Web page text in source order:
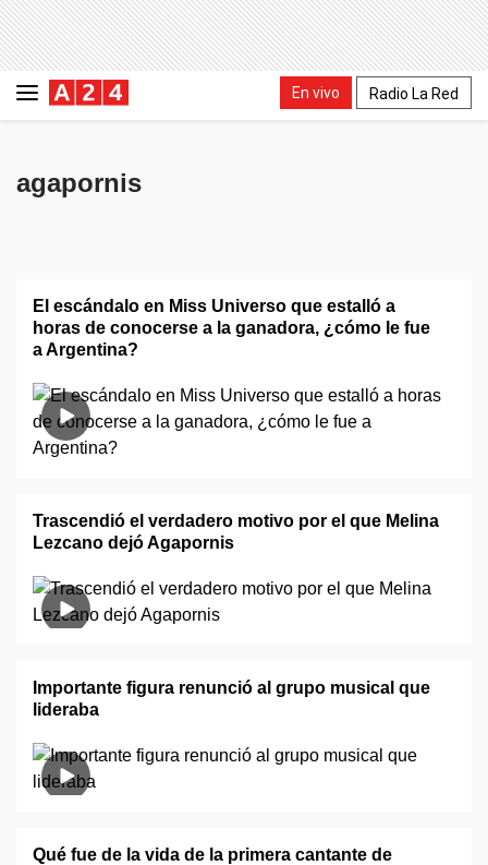
En vivo Radio La Red
agapornis
El escándalo en Miss Universo que estalló a
horas de conocerse a la ganadora, ¿cómo le fue
a Argentina?
Trascendió el verdadero motivo por el que Melina
Lezcano dejó Agapornis
Importante figura renunció al grupo musical que
lideraba
Qué fue de la vida de la primera cantante de